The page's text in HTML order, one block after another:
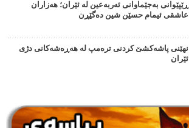
ڕێپێوانی بەجێماوانی ئەربەعین لە ئێران؛ هەزاران
عاشقی ئیمام حسێن شین دەگێڕن
نهێنی پاشەکشێ کردنی ترەمپ لە هەڕەشەکانی دژی
ئێران